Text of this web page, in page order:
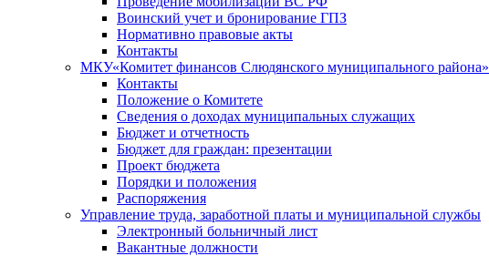
Воинский учет и бронирование ГПЗ
Нормативно правовые акты
Контакты
МКУ«Комитет финансов Слюдянского муниципального района»
Контакты
Положение о Комитете
Сведения о доходах муниципальных служащих
Бюджет и отчетность
Бюджет для граждан: презентации
Проект бюджета
Порядки и положения
Распоряжения
Управление труда, заработной платы и муниципальной службы
Электронный больничный лист
Вакантные должности